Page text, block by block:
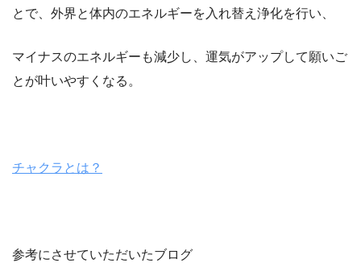
とで、外界と体内のエネルギーを入れ替え浄化を行い、
マイナスのエネルギーも減少し、運気がアップして願いご
とが叶いやすくなる。
チャクラとは？
参考にさせていただいたブログ